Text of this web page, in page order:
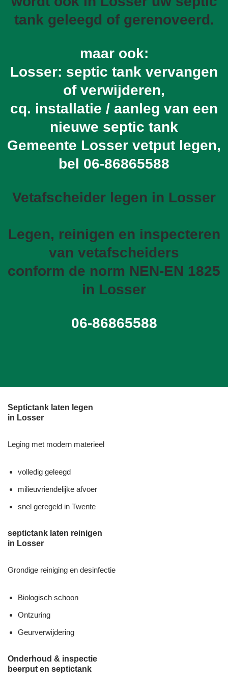
tank geleegd of gerenoveerd.
maar ook:
Losser: septic tank vervangen
of verwijderen,
cq. installatie / aanleg van een
nieuwe septic tank
Gemeente Losser vetput legen,
bel 06-86865588
Vetafscheider legen in Losser
Legen, reinigen en inspecteren
van vetafscheiders
conform de norm NEN-EN 1825
in Losser
06-86865588
Septictank laten legen
in Losser
Leging met modern materieel
volledig geleegd
milieuvriendelijke afvoer
snel geregeld in Twente
septictank laten reinigen
in Losser
Grondige reiniging en desinfectie
Biologisch schoon
Ontzuring
Geurverwijdering
Onderhoud & inspectie
beerput en septictank